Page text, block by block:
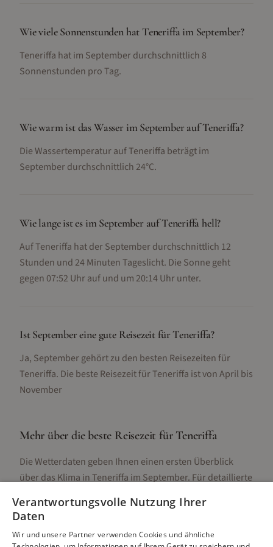
Wie viele Sonnenstunden hat Teneriffa im September?
Teneriffa hat im September durchschnittlich 8
Sonnenstunden pro Tag.
Wie warm ist das Wasser im September auf Teneriffa?
Die Wassertemperatur auf Teneriffa beträgt im
September durchschnittlich 24°C.
Wie lange ist es im September auf Teneriffa hell?
Auf Teneriffa hat der September durchschnittlich 12
Stunden und 24 Minuten Tageslicht. Die Sonne geht
gegen 07:52 Uhr auf und um 20:14 Uhr unter.
Ist September eine gute Reisezeit für Teneriffa?
Ja, September gehört zu den besten Reisezeiten für
Teneriffa. Die beste Reisezeit für Teneriffa ist von April bis
November
Mehr über die beste Reisezeit für Teneriffa
Die Wetterdaten geben Ihnen einen ersten Überblick
über das Klima inTeneriffa im September. Für detaillierte
Unterschieden, Aktivitäten und Reisetipps besuchen Sie
Verantwortungsvolle Nutzung Ihrer
Daten
Wir und unsere Partner verwenden Cookies und ähnliche